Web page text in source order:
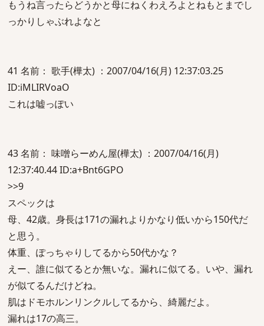
もうね言ったらどうかと母にねくわえろよとねもとまでし
っかりしゃぶれよなと
41 名前： 歌手(樺太) ：2007/04/16(月) 12:37:03.25
ID:iMLIRVoaO
これは嘘っぽい
43 名前： 味噌らーめん屋(樺太) ：2007/04/16(月)
12:37:40.44 ID:a+Bnt6GPO
>>9
スペックは
母、42歳。身長は171の漏れよりかなり低いから150代だ
と思う。
体重、ぽっちゃりしてるから50代かな？
えー、誰に似てるとか無いな。漏れに似てる。いや、漏れ
が似てるんだけどね。
肌はドモホルンリンクルしてるから、綺麗だよ。
漏れは17の高三。